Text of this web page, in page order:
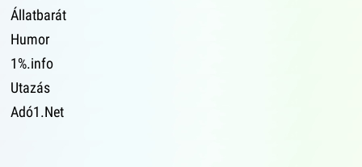
Állatbarát
Humor
1%.info
Utazás
Adó1.Net